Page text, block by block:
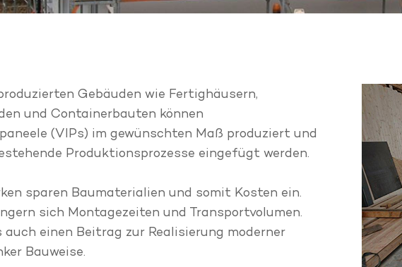
Gebäuden wie Fertighäusern,
und Containerbauten können
(VIPs) im gewünschten Maß produziert und
Produktionsprozesse eingefügt werden.
sparen Baumaterialien und somit Kosten ein.
sich Montagezeiten und Transportvolumen.
einen Beitrag zur Realisierung moderner
Bauweise.